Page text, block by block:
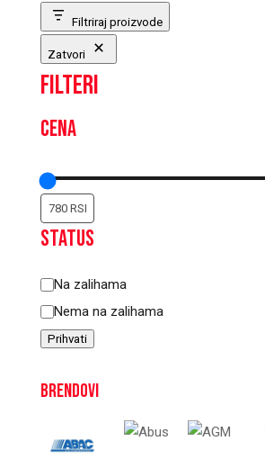
Filtriraj proizvode
Zatvori
Filteri
Cena
Status
Status
Na zalihama
Nema na zalihama
Prihvati
Brendovi